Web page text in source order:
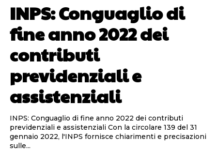
INPS: Conguaglio di
fine anno 2022 dei
contributi
previdenziali e
assistenziali
INPS: Conguaglio di fine anno 2022 dei contributi
previdenziali e assistenziali Con la circolare 139 del 31
gennaio 2022, l'INPS fornisce chiarimenti e precisazioni
sulle...